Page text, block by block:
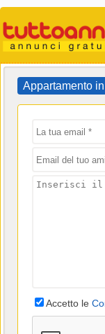
Appartamento
Accetto le